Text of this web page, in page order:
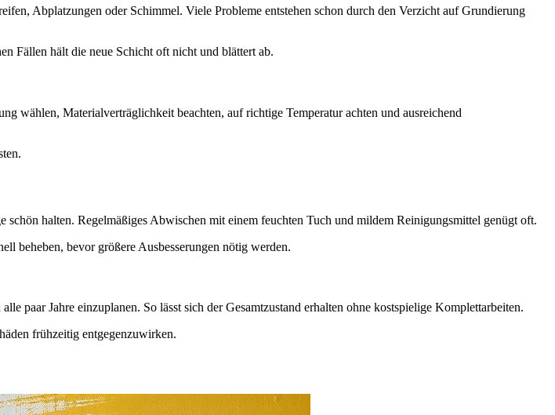
Abplatzungen oder Schimmel. Viele Probleme entstehen schon durch den Verzicht auf Grundierung
Fällen hält die neue Schicht oft nicht und blättert ab.
wählen, Materialverträglichkeit beachten, auf richtige Temperatur achten und ausreichend
halten. Regelmäßiges Abwischen mit einem feuchten Tuch und mildem Reinigungsmittel genügt oft.
beheben, bevor größere Ausbesserungen nötig werden.
paar Jahre einzuplanen. So lässt sich der Gesamtzustand erhalten ohne kostspielige Komplettarbeiten.
frühzeitig entgegenzuwirken.